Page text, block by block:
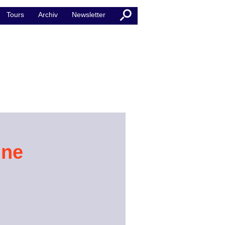
Tours Archiv Newsletter